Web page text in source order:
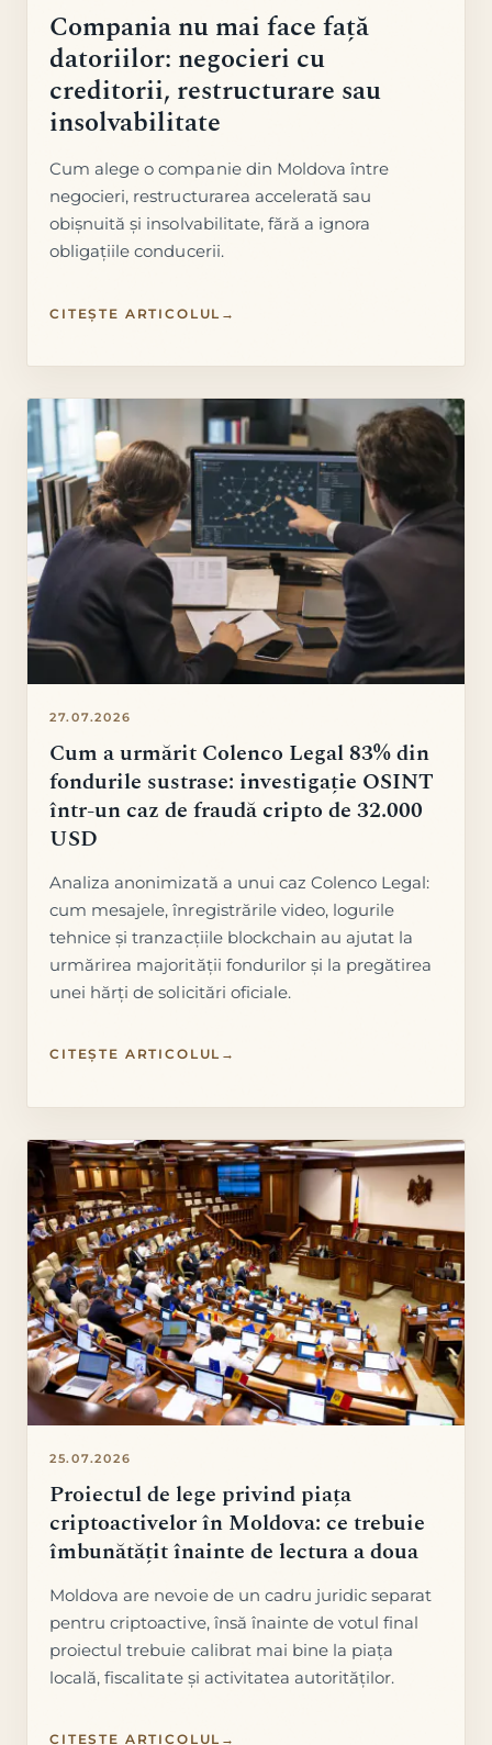
Compania nu mai face față
datoriilor: negocieri cu
creditorii, restructurare sau
insolvabilitate
Cum alege o companie din Moldova între
negocieri, restructurarea accelerată sau
obișnuită și insolvabilitate, fără a ignora
obligațiile conducerii.
CITEȘTE ARTICOLUL →
27.07.2026
Cum a urmărit Colenco Legal 83% din
fondurile sustrase: investigație OSINT
într-un caz de fraudă cripto de 32.000
USD
Analiza anonimizată a unui caz Colenco Legal:
cum mesajele, înregistrările video, logurile
tehnice și tranzacțiile blockchain au ajutat la
urmărirea majorității fondurilor și la pregătirea
unei hărți de solicitări oficiale.
CITEȘTE ARTICOLUL →
25.07.2026
Proiectul de lege privind piața
criptoactivelor în Moldova: ce trebuie
îmbunătățit înainte de lectura a doua
Moldova are nevoie de un cadru juridic separat
pentru criptoactive, însă înainte de votul final
proiectul trebuie calibrat mai bine la piața
locală, fiscalitate și activitatea autorităților.
CITEȘTE ARTICOLUL →